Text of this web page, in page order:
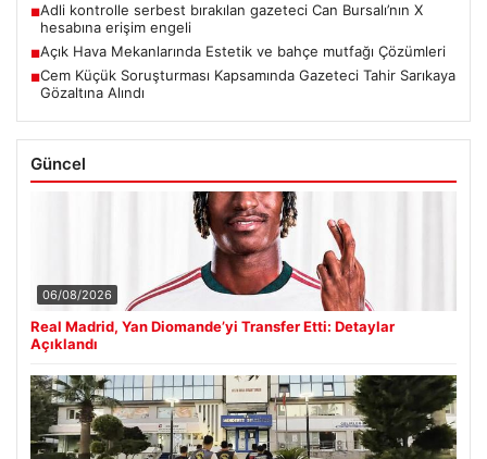
■Adli kontrolle serbest bırakılan gazeteci Can Bursalı’nın X
hesabına erişim engeli
■Açık Hava Mekanlarında Estetik ve bahçe mutfağı Çözümleri
■Cem Küçük Soruşturması Kapsamında Gazeteci Tahir Sarıkaya
Gözaltına Alındı
Güncel
06/08/2026
Real Madrid, Yan Diomande’yi Transfer Etti: Detaylar
Açıklandı